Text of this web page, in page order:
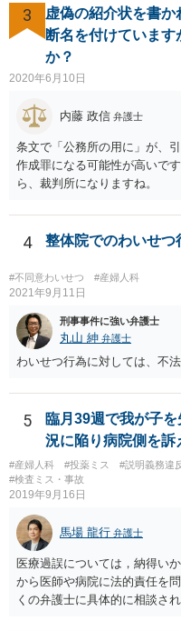
であっても、特別の料金を徴
あるので、当局の立場として
差額ベッド代は請求してはな
必要があるにもかかわらず、
れば、他院を受診するよう言
と思われる事例」と言及され
されていないですし、違法で
適切なだけで、たとえば言い
が、当病院は現在大部屋が満
の緊急手術には応じられませ
が望ましい状況における病院
かについても考え方が分かれ
通達に民間に対する法的拘束
力しかありません)を考えれば
院側からは同意書に「１日当
貨として不当に支払を拒んで
ご家族がその大学病院を受診
利益を受ける可能性は否定で
3
虚偽の紹介状を書
断名を付けています
か？
2020年6月10日
内藤 政信 弁護士
条文で「公務所の用に」が、
作成罪になる可能性が高いで
ら、裁判所になりますね。
4 整体院でのわいせつ
#不同意わいせつ #産婦人科
2021年9月11日
刑事事件に強い弁護士
丸山 紳 弁護士
わいせつ行為に対しては、不
5
臨月39週で我が子
況に陥り病院側を訴
#産婦人科 #投薬ミス #説明義務違
#検査ミス・事故
2019年9月16日
馬場 龍行 弁護士
医療過誤については，納得い
から医師や病院に法的責任を
くの弁護士に具体的に相談さ